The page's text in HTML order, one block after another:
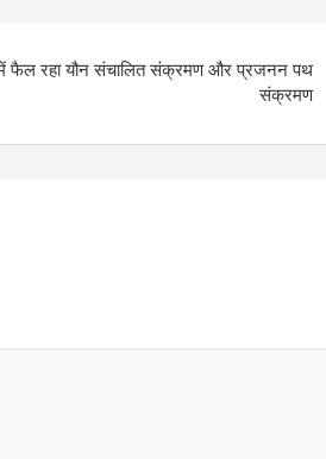
फैल रहा यौन संचालित संक्रमण और प्रजनन पथ
संक्रमण